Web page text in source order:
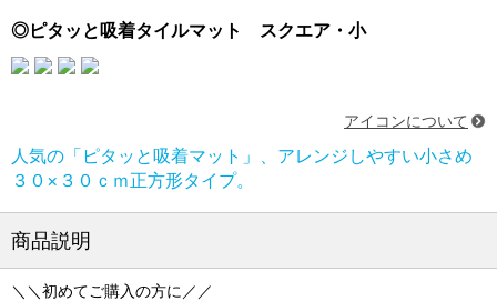
◎ピタッと吸着タイルマット スクエア・小
アイコンについて
人気の「ピタッと吸着マット」、アレンジしやすい小さめ
３０×３０ｃｍ正方形タイプ。
商品説明
＼＼初めてご購入の方に／／